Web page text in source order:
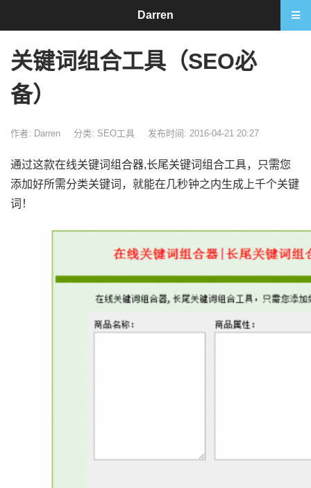
关键词组合工具（SEO必
备）
作者: Darren 分类: SEO工具 发布时间: 2016-04-21 20:27
通过这款在线关键词组合器,长尾关键词组合工具，只需您
添加好所需分类关键词，就能在几秒钟之内生成上千个关键
词！
Darren